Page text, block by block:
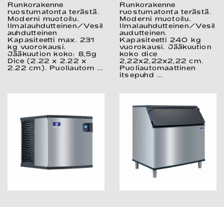
Runkorakenne
ruostumatonta terästä.
Moderni muotoilu.
Ilmalauhdutteinen/Vesil
auhdutteinen
Kapasiteetti max. 231
kg vuorokausi.
Jääkuution koko: 8,5g
Dice (2.22 x 2.22 x
2.22 cm). Puoliautom ...
Runkorakenne
ruostumatonta terästä.
Moderni muotoilu.
Ilmalauhdutteinen/Vesil
audutteinen.
Kapasiteetti 240 kg
vuorokausi. Jääkuution
koko dice
2,22x2,22x2,22 cm.
Puoliautomaattinen
itsepuhd ...